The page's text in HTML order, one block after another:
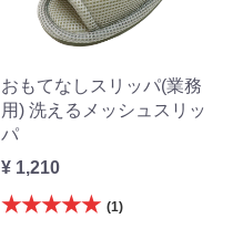
おもてなしスリッパ(業務
用) 洗えるメッシュスリッ
パ
¥ 1,210
★★★★★ (1)